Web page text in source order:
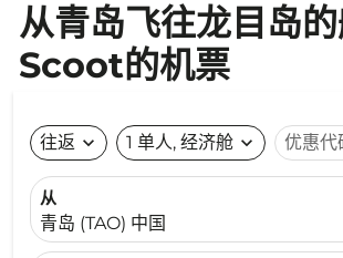
从青岛飞往龙目岛的
Scoot的机票
往返 expand_more 1 单人, 经济舱 expand_more 优惠代
从
青岛 (TAO) 中国